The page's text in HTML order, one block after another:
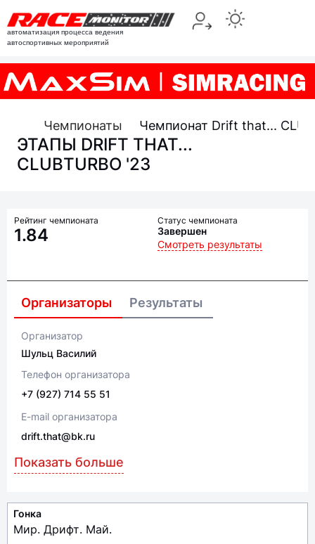
автоматизация процесса ведения
автоспортивных мероприятий
Чемпионаты Чемпионат Drift that...
ЭТАПЫ DRIFT THAT...
CLUBTURBO '23
Рейтинг чемпионата
1.84
Статус чемпионата
Завершен
Смотреть результаты
Организаторы Результаты
Организатор
Шульц Василий
Телефон организатора
+7 (927) 714 55 51
E-mail организатора
drift.that@bk.ru
Показать больше
Гонка
Мир. Дрифт. Май.